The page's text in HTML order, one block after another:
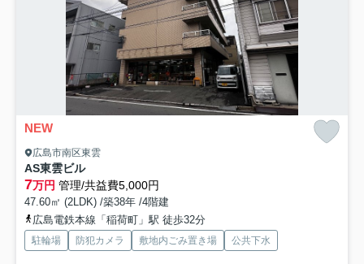
NEW
広島市南区東雲
AS東雲ビル
7万円 管理/共益費5,000円
47.60㎡ (2LDK) /築38年 /4階建
広島電鉄本線「稲荷町」駅 徒歩32分
駐輪場 防犯カメラ 敷地内ごみ置き場 公共下水